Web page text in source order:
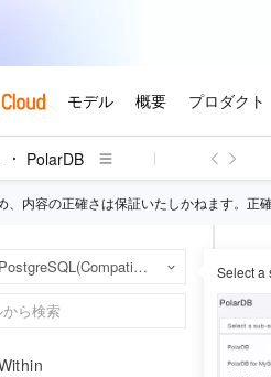
PolarDB
、内容の正確さは保証いたしかねます。正
PolarDB for PostgreSQL(Compatible with Oracle) Select a